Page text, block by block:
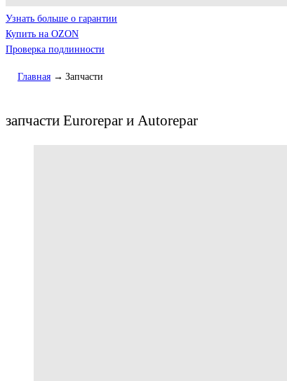
Узнать больше о гарантии
Купить на OZON
Проверка подлинности
Главная Запчасти
запчасти Eurorepar и Autorepar